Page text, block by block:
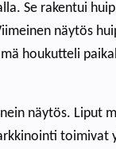
Se rakentui
näytös
houkutteli
näytös. Liput
toimivat